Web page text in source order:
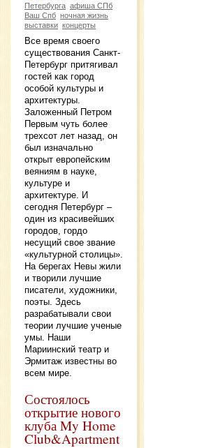
Петербурга афиша СПб
Ваш Спб ночная жизнь
выставки концерты
Все время своего
существования Санкт-
Петербург притягивал
гостей как город
особой культуры и
архитектуры.
Заложенный Петром
Первым чуть более
трехсот лет назад, он
был изначально
открыт европейским
веяниям в науке,
культуре и
архитектуре. И
сегодня Петербург –
один из красивейших
городов, гордо
несущий свое звание
«культурной столицы».
На берегах Невы жили
и творили лучшие
писатели, художники,
поэты. Здесь
разрабатывали свои
теории лучшие ученые
умы. Наши
Мариинский театр и
Эрмитаж известны во
всем мире.
Состоялось
открытие нового
клуба My Home
Club&Apartment